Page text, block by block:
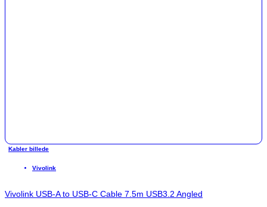
Kabler billede
Vivolink
Vivolink USB-A to USB-C Cable 7.5m USB3.2 Angled